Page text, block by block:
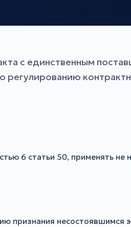
с единственным
регулированию
6 статьи 50, применять не
признания несостоявшимся